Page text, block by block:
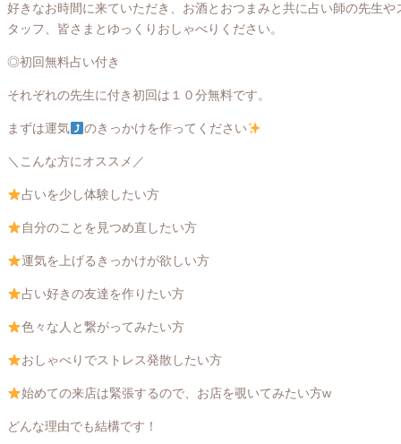
好きなお時間に来ていただき、お酒とおつまみと共に占い師の先生や
タッフ、皆さまとゆっくりおしゃべりください。
◎初回無料占い付き
それぞれの先生に付き初回は１０分無料です。
まずは運気 のきっかけを作ってください
＼こんな方にオススメ／
占いを少し体験したい方
自分のことを見つめ直したい方
運気を上げるきっかけが欲しい方
占い好きの友達を作りたい方
色々な人と繋がってみたい方
おしゃべりでストレス発散したい方
始めての来店は緊張するので、お店を覗いてみたい方w
どんな理由でも結構です！